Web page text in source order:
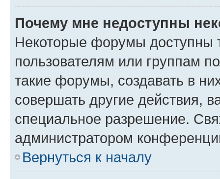
Почему мне недоступны
Некоторые форумы доступны
пользователям или группам
такие форумы, создавать в
совершать другие действия,
специальное разрешение.
администратором
Вернуться к началу